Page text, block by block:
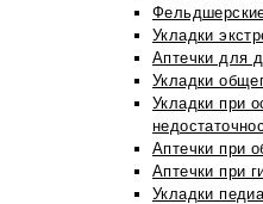
Укладки
Аптечки для
Укладки
Укладки при
Аптечки при
Аптечки при
Укладки